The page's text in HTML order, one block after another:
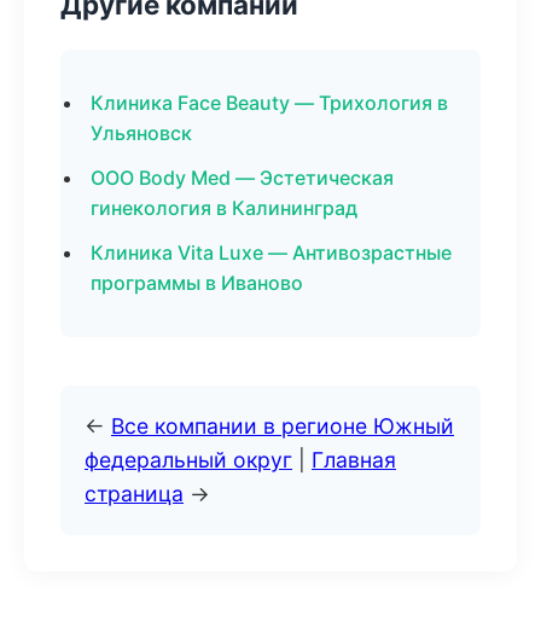
Клиника Face Beauty — Трихология в
Ульяновск
ООО Body Med — Эстетическая
гинекология в Калининград
Клиника Vita Luxe — Антивозрастные
программы в Иваново
← Все компании в регионе Южный
федеральный округ
Главная
страница →